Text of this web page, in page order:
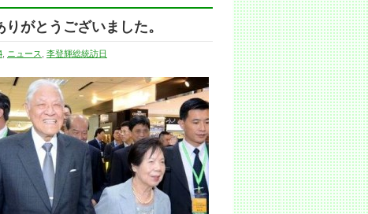
がとうございました。
ニュース 李登輝総統訪日